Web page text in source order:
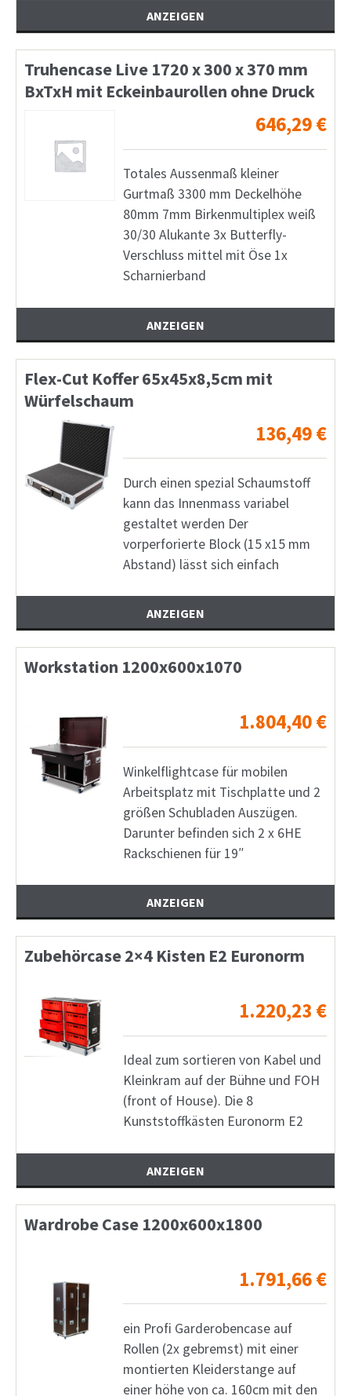
ANZEIGEN
Truhencase Live 1720 x 300 x 370 mm
BxTxH mit Eckeinbaurollen ohne Druck
646,29€
Totales Aussenmaß kleiner
Gurtmaß 3300 mm Deckelhöhe
80mm 7mm Birkenmultiplex weiß
30/30 Alukante 3x Butterfly-
Verschluss mittel mit Öse 1x
Scharnierband
ANZEIGEN
Flex-Cut Koffer 65x45x8,5cm mit
Würfelschaum
136,49€
Durch einen spezial Schaumstoff
kann das Innenmass variabel
gestaltet werden Der
vorperforierte Block (15 x15 mm
Abstand) lässt sich einfach
ANZEIGEN
Workstation 1200x600x1070
1.804,40€
Winkelflightcase für mobilen
Arbeitsplatz mit Tischplatte und 2
größen Schubladen Auszügen.
Darunter befinden sich 2 x 6HE
Rackschienen für 19″
ANZEIGEN
Zubehörcase 2×4 Kisten E2 Euronorm
1.220,23 €
Ideal zum sortieren von Kabel und
Kleinkram auf der Bühne und FOH
(front of House). Die 8
Kunststoffkästen Euronorm E2
ANZEIGEN
Wardrobe Case 1200x600x1800
1.791,66€
ein Profi Garderobencase auf
Rollen (2x gebremst) mit einer
montierten Kleiderstange auf
einer höhe von ca. 160cm mit den